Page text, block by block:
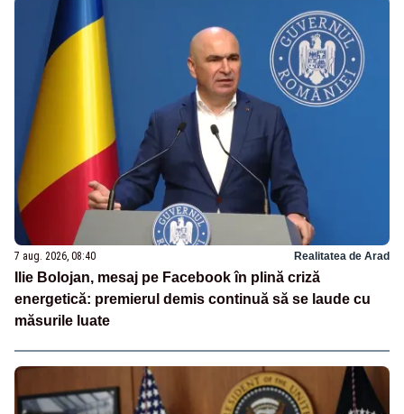
7 aug. 2026, 08:40 Realitatea de Arad
Ilie Bolojan, mesaj pe Facebook în plină criză
energetică: premierul demis continuă să se laude cu
măsurile luate